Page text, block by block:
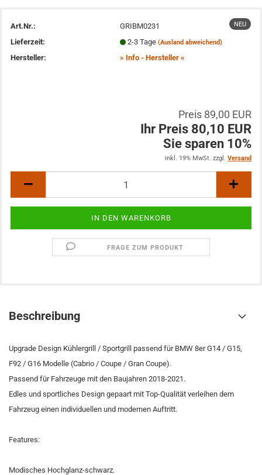
NEU
Art.Nr.:
GRIBM0231
Lieferzeit:
2-3 Tage (Ausland abweichend)
Hersteller: » Info - Hersteller «
Preis 89,00 EUR
Ihr Preis 80,10 EUR
Sie sparen 10%
inkl. 19% MwSt. zzgl. Versand
FRAGE ZUM PRODUKT
Beschreibung
Upgrade Design Kühlergrill / Sportgrill passend für BMW 8er G14 / G15,
F92 / G16 Modelle (Cabrio / Coupe / Gran Coupe).
Passend für Fahrzeuge mit den Baujahren 2018-2021.
Edles und sportliches Design gepaart mit Top-Qualität verleihen dem
Fahrzeug einen individuellen und modernen Auftritt.
Features:
Modisches Hochglanz-schwarz.